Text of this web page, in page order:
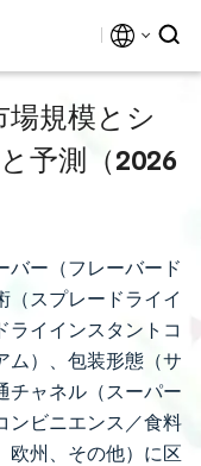
規模とシ
予測（2026
バー（フレーバード
（スプレードライイ
ライインスタントコ
ム）、包装形態（サ
チャネル（スーパー
ンビニエンス／食料
欧州、その他）に区